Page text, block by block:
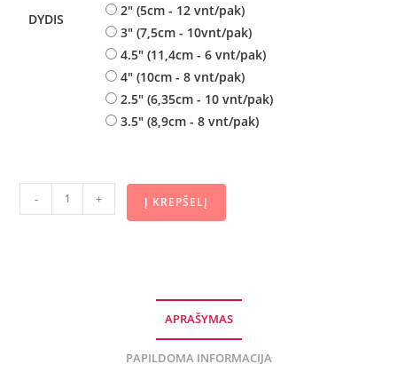
DYDIS
2" (5cm - 12 vnt/pak)
3" (7,5cm - 10vnt/pak)
4.5" (11,4cm - 6 vnt/pak)
4" (10cm - 8 vnt/pak)
2.5" (6,35cm - 10 vnt/pak)
3.5" (8,9cm - 8 vnt/pak)
- + Į KREPŠELĮ
APRAŠYMAS
PAPILDOMA INFORMACIJA